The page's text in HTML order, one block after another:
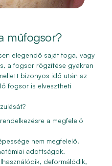
műfogsor?
elegendő saját foga, vagy
a fogsor rögzítése gyakran
bizonyos idő után az
fogsor is elvesztheti
a megfelelő
nem megfelelő.
adottságok.
deformálódik,